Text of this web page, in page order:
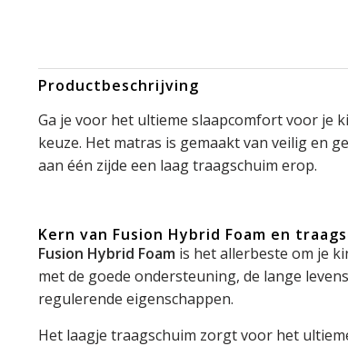
Productbeschrijving
Ga je voor het ultieme slaapcomfort voor je
keuze. Het matras is gemaakt van veilig en
aan één zijde een laag traagschuim erop.
Kern van Fusion Hybrid Foam en
Fusion Hybrid Foam is het allerbeste om je
met de goede ondersteuning, de lange
regulerende eigenschappen.
Het laagje traagschuim zorgt voor het